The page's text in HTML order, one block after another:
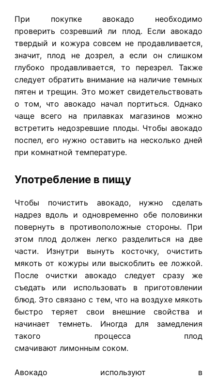
При покупке авокадо необходимо
проверить созревший ли плод. Если авокадо
твердый и кожура совсем не продавливается,
значит, плод не дозрел, а если он слишком
глубоко продавливается, то перезрел. Также
следует обратить внимание на наличие темных
пятен и трещин. Это может свидетельствовать
о том, что авокадо начал портиться. Однако
чаще всего на прилавках магазинов можно
встретить недозревшие плоды. Чтобы авокадо
поспел, его нужно оставить на несколько дней
при комнатной температуре.
Употребление в пищу
Чтобы почистить авокадо, нужно сделать
надрез вдоль и одновременно обе половинки
повернуть в противоположные стороны. При
этом плод должен легко разделиться на две
части. Изнутри вынуть косточку, очистить
мякоть от кожуры или выскоблить ее ложкой.
После очистки авокадо следует сразу же
съедать или использовать в приготовлении
блюд. Это связано с тем, что на воздухе мякоть
быстро теряет свои внешние свойства и
начинает темнеть. Иногда для замедления
такого процесса плод
смачивают лимонным соком.
Авокадо используют в